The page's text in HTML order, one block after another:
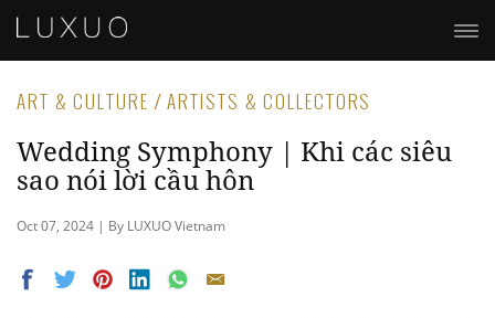
ART & CULTURE / ARTISTS & COLLECTORS
Wedding Symphony | Khi các siêu
sao nói lời cầu hôn
Oct 07, 2024 | By LUXUO Vietnam